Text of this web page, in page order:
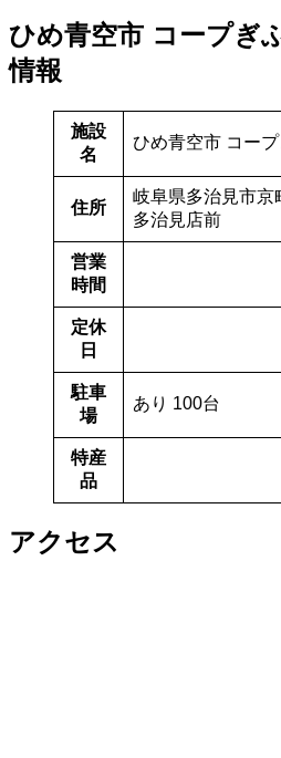
ひめ青空市 コープぎ
情報
施設
名
ひめ青空市 コー
住所
岐阜県多治見市京
多治見店前
営業
時間
定休
日
駐車
場
あり 100台
特産
品
アクセス